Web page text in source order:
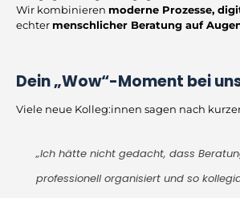
Wir kombinieren moderne Prozesse,
echter menschlicher Beratung auf
Dein „Wow“-Moment bei
Viele neue Kolleg:innen sagen nach
„Ich hätte nicht gedacht, dass
professionell organisiert und so